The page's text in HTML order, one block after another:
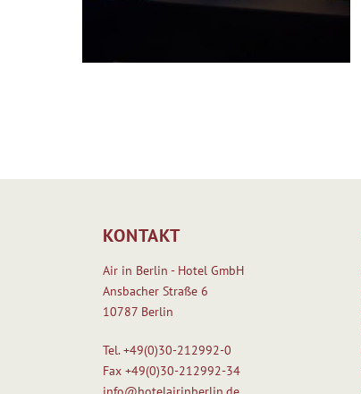
KONTAKT
Air in Berlin - Hotel GmbH
Ansbacher Straße 6
10787 Berlin
Tel.+49(0)30-212992-0
Fax+49(0)30-212992-34